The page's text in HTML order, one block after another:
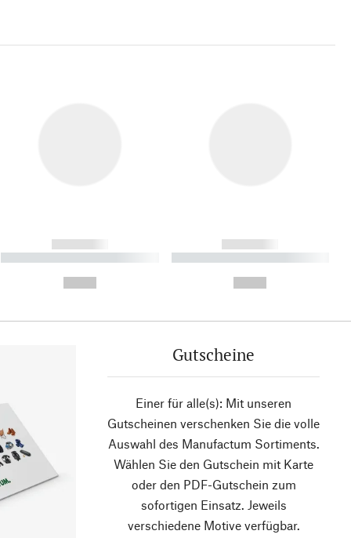
------------
----------- ----------- ----------
------------
----------- ----------- ----------
Gutscheine
Einer für alle(s): Mit unseren
Gutscheinen verschenken Sie die volle
Auswahl des Manufactum Sortiments.
Wählen Sie den Gutschein mit Karte
oder den PDF-Gutschein zum
sofortigen Einsatz. Jeweils
verschiedene Motive verfügbar.